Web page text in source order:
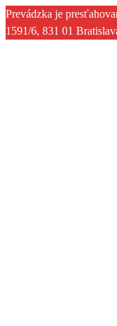
Prevádzka je
1591/6, 831 01